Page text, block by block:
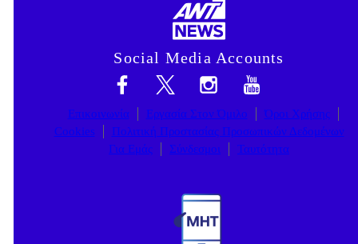
Social Media Accounts
Επικοινωνία Εργασία Στον Όμιλο
Όροι Χρήσης
Cookies
Πολιτική Προστασίας Προσωπικών Δεδομένων
Για Εμάς
Σύνδεσμοι Ταυτότητα